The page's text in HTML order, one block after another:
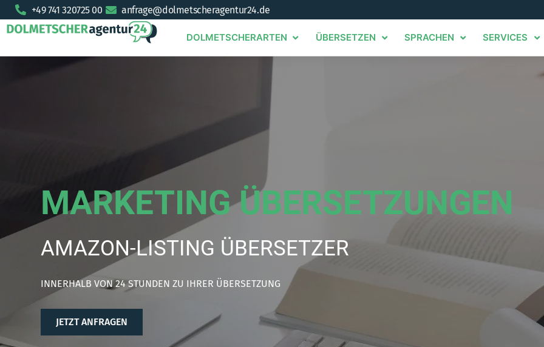
+49 741 320725 00 anfrage@dolmetscheragentur24.de
DOLMETSCHERARTEN ÜBERSETZEN SPRACHEN SERVICES
MARKETING ÜBERSETZUNGEN
AMAZON-LISTING ÜBERSETZER
INNERHALB VON 24 STUNDEN ZU IHRER ÜBERSETZUNG
JETZT ANFRAGEN